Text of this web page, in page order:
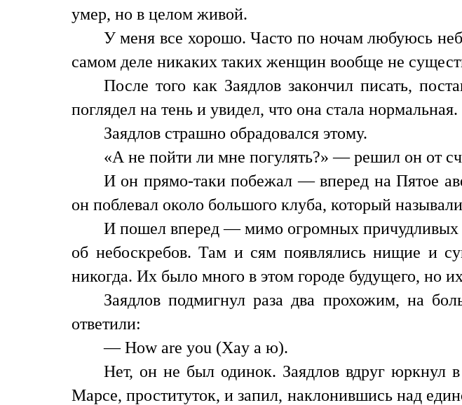
умер, но в целом живой.
У меня все хорошо. Часто по ночам любуюсь
самом деле никаких таких женщин вообще не
После того как Заядлов закончил писать,
поглядел на тень и увидел, что она стала нормальная.
Заядлов страшно обрадовался этому.
«А не пойти ли мне погулять?» — решил он от
И он прямо-таки побежал — вперед на Пятое
он поблевал около большого клуба, который
И пошел вперед — мимо огромных причудливых
об небоскребов. Там и сям появлялись нищие и
никогда. Их было много в этом городе будущего, но
Заядлов подмигнул раза два прохожим, на
ответили:
— How are you (Xay а ю).
Нет, он не был одинок. Заядлов вдруг юркнул
Марсе, проституток, и запил, наклонившись над